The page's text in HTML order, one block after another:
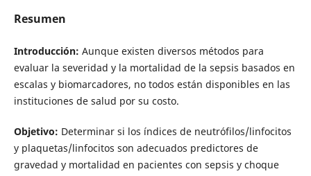
Resumen
Introducción: Aunque existen diversos métodos para
evaluar la severidad y la mortalidad de la sepsis basados en
escalas y biomarcadores, no todos están disponibles en las
instituciones de salud por su costo.
Objetivo: Determinar si los índices de neutrófilos/linfocitos
y plaquetas/linfocitos son adecuados predictores de
gravedad y mortalidad en pacientes con sepsis y choque